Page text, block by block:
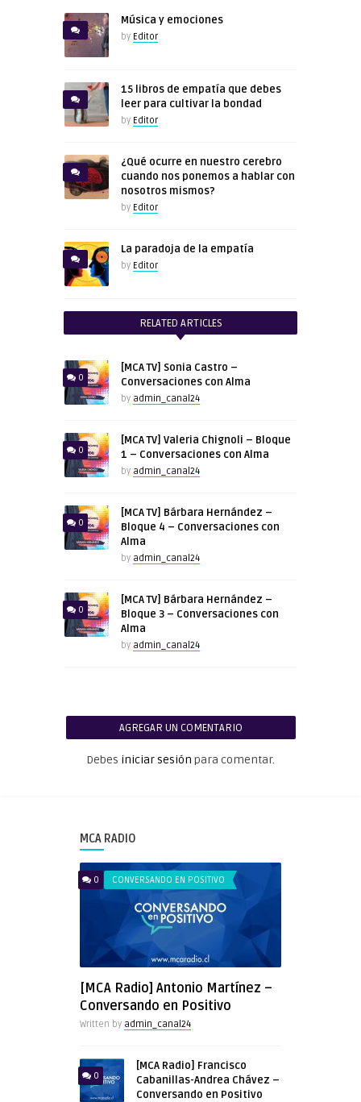
Música y emociones
by Editor
15 libros de empatía que debes
leer para cultivar la bondad
by Editor
¿Qué ocurre en nuestro cerebro
cuando nos ponemos a hablar con
nosotros mismos?
by Editor
La paradoja de la empatía
by Editor
RELATED ARTICLES
0
[MCA TV] Sonia Castro –
Conversaciones con Alma
by admin_canal24
0
[MCA TV] Valeria Chignoli – Bloque
1 – Conversaciones con Alma
by admin_canal24
0
[MCA TV] Bárbara Hernández –
Bloque 4 – Conversaciones con
Alma
by admin_canal24
0
[MCA TV] Bárbara Hernández –
Bloque 3 – Conversaciones con
Alma
by admin_canal24
AGREGAR UN COMENTARIO
Debes iniciar sesión para comentar.
MCA RADIO
0 CONVERSANDO EN POSITIVO
[MCA Radio] Antonio Martínez –
Conversando en Positivo
Written by admin_canal24
0
[MCA Radio] Francisco
Cabanillas-Andrea Chávez –
Conversando en Positivo